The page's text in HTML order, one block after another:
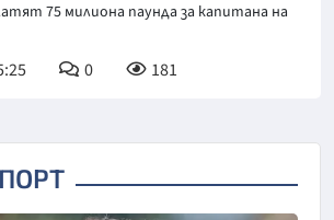
75 милиона паунда за капитана на
0 181